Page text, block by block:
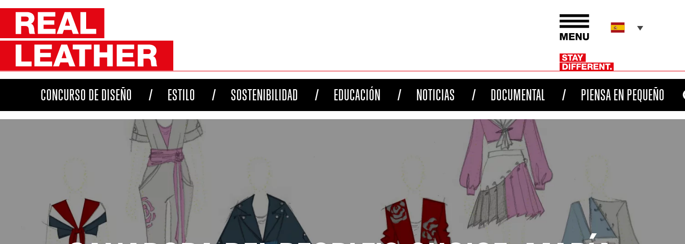
CONCURSO DE DISEÑO ESTILO SOSTENIBILIDAD EDUCACIÓN NOTICIAS DOCUMENTAL PIENSA EN PEQUEÑO